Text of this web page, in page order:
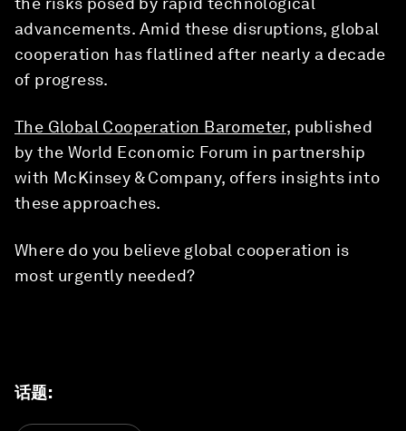
advancements. Amid these disruptions, global
cooperation has flatlined after nearly a decade
of progress.
The Global Cooperation Barometer, published
by the World Economic Forum in partnership
with McKinsey & Company, offers insights into
these approaches.
Where do you believe global cooperation is
most urgently needed?
话题: